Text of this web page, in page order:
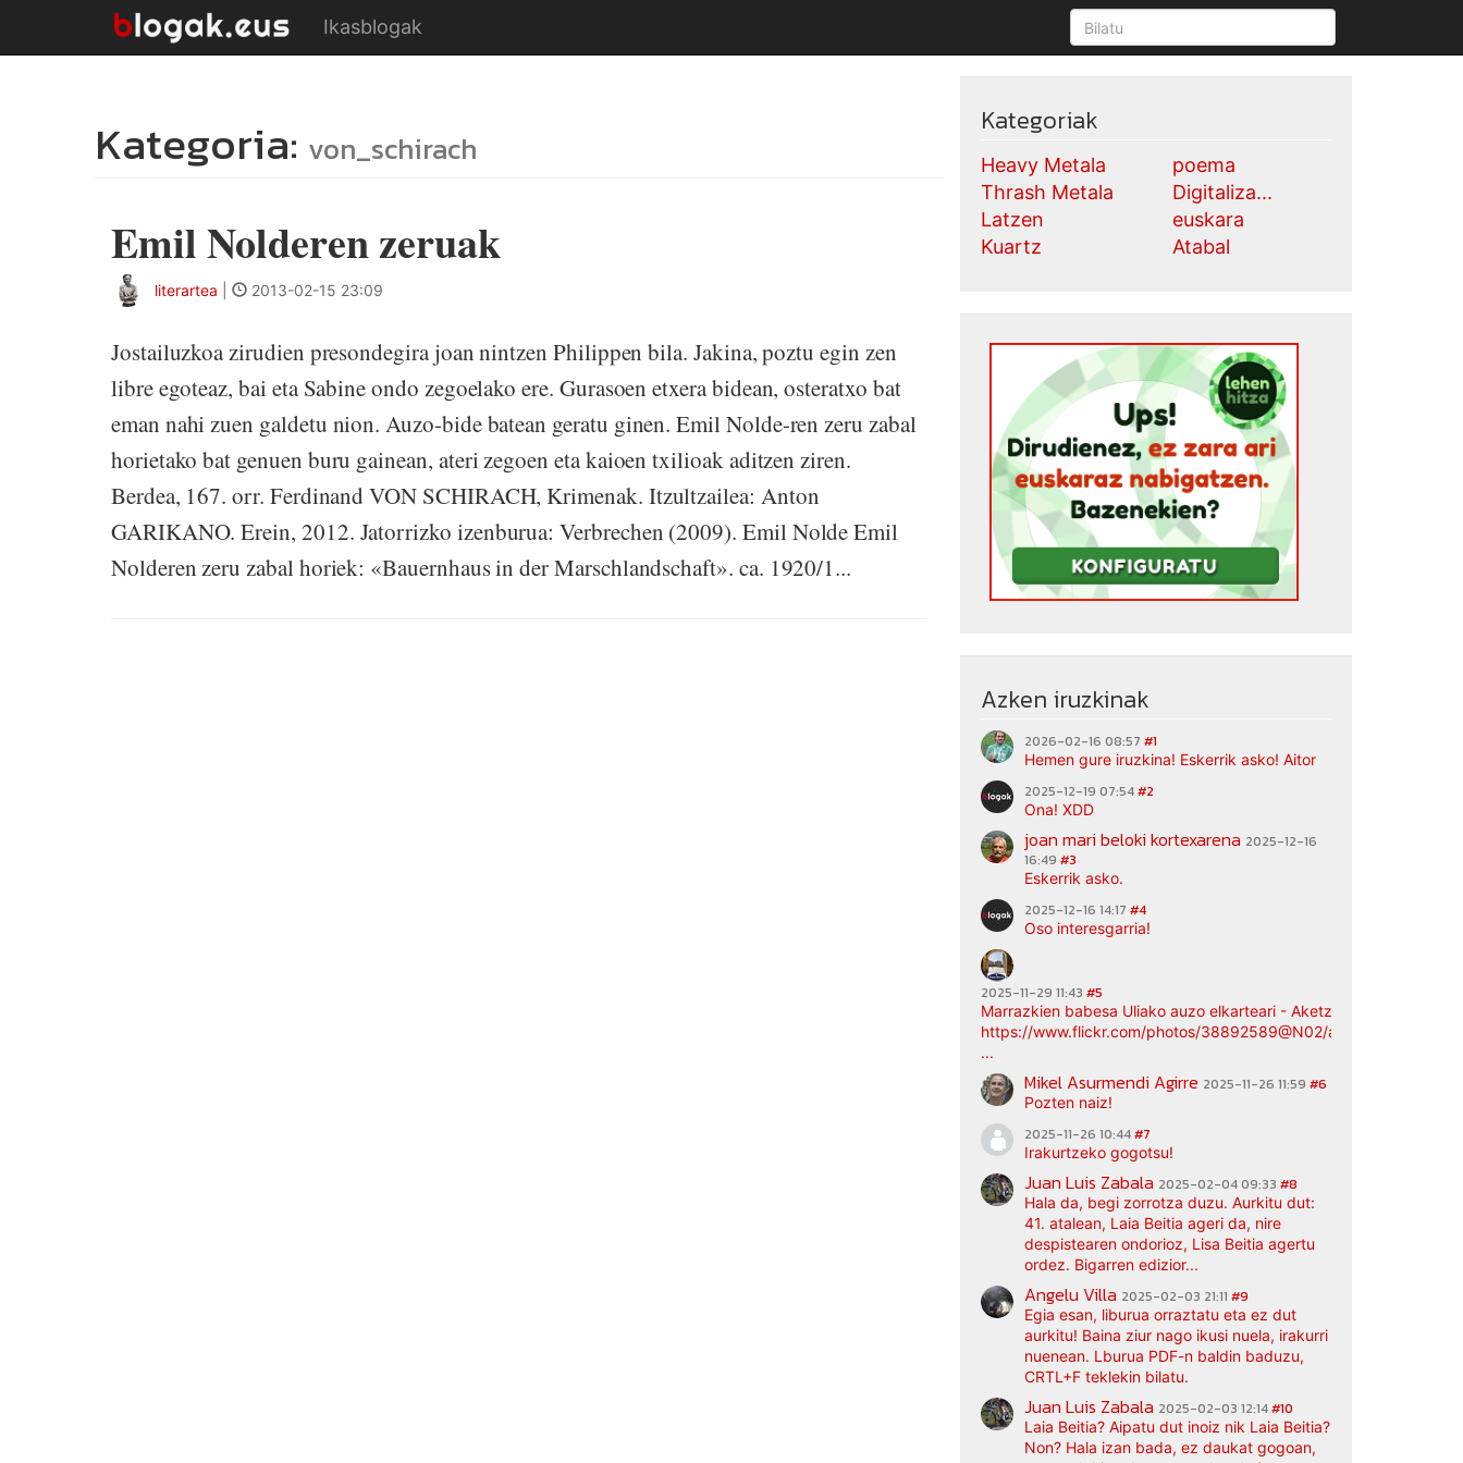
Ikasblogak
Kategoria: von_schirach
Emil Nolderen zeruak
literartea 2013-02-15 23:09
Jostailuzkoa zirudien presondegira joan nintzen Philippen bila. Jakina, poztu egin zen
libre egoteaz, bai eta Sabine ondo zegoelako ere. Gurasoen etxera bidean, osteratxo bat
eman nahi zuen galdetu nion. Auzo-bide batean geratu ginen. Emil Nolde-ren zeru zabal
horietako bat genuen buru gainean, ateri zegoen eta kaioen txilioak aditzen ziren.
Berdea, 167. orr. Ferdinand VON SCHIRACH, Krimenak. Itzultzailea: Anton
GARIKANO. Erein, 2012. Jatorrizko izenburua: Verbrechen (2009). Emil Nolde Emil
Nolderen zeru zabal horiek: «Bauernhaus in der Marschlandschaft». ca. 1920/1...
Kategoriak
Heavy Metala
Thrash Metala
Latzen
Kuartz
poema
Digitaliza...
euskara
Atabal
Azken iruzkinak
2026-02-16 08:57 #1
Hemen gure iruzkina! Eskerrik asko! Aitor
2025-12-19 07:54#2
Ona! XDD
joan mari beloki kortexarena 2025-12-16
16:49 #3
Eskerrik asko.
2025-12-16 14:17 #4
Oso interesgarria!
2025-11-29 11:43 #5
Marrazkien babesa Uliako auzo elkarteari - Aketz etxea (argazki
https://www.flickr.com/photos/38892589@N02/albums/
...
Mikel Asurmendi Agirre 2025-11-26 11:59 #6
Pozten naiz!
2025-11-26 10:44#7
Irakurtzeko gogotsu!
Juan Luis Zabala 2025-02-04 09:33 #8
Hala da, begi zorrotza duzu. Aurkitu dut:
41. atalean, Laia Beitia ageri da, nire
despistearen ondorioz, Lisa Beitia agertu
ordez. Bigarren edizior...
Angelu Villa 2025-02-03 21:11 #9
Egia esan, liburua orraztatu eta ez dut
aurkitu! Baina ziur nago ikusi nuela, irakurri
nuenean. Lburua PDF-n baldin baduzu,
CRTL+F teklekin bilatu.
Juan Luis Zabala 2025-02-03 12:14#10
Laia Beitia? Aipatu dut inoiz nik Laia Beitia?
Non? Hala izan bada, ez daukat gogoan,